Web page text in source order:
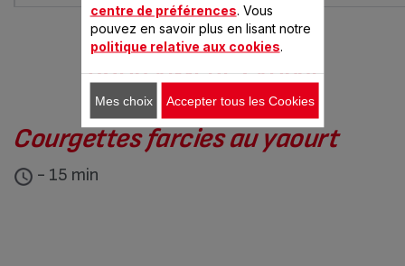
VOUS AIMEREZ AUSSI
Courgettes farcies au yaourt
- 15 min
centre de préférences . Vous
pouvez en savoir plus en lisant notre
politique relative aux cookies
Mes choix Accepter tous les Cookies